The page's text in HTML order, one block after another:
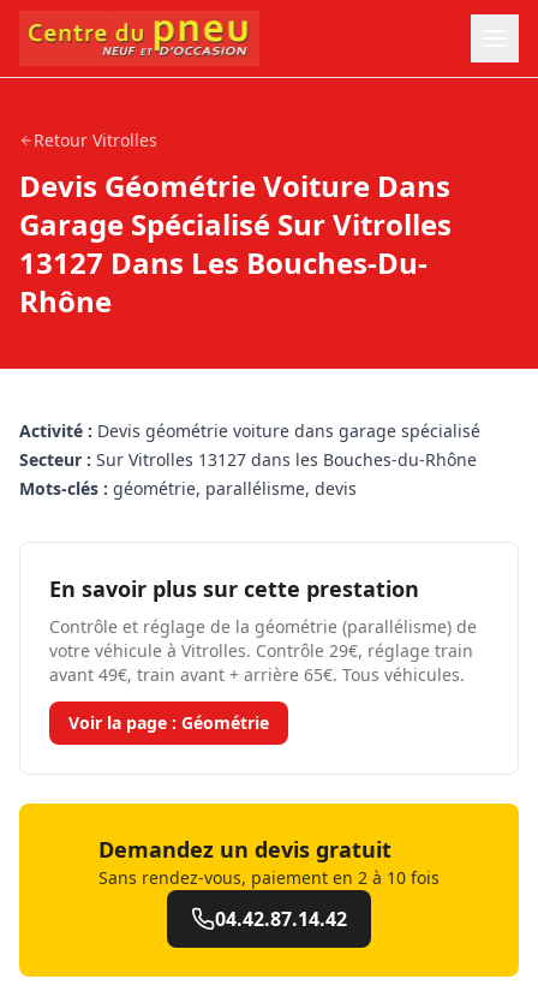
Retour Vitrolles
Devis Géométrie Voiture Dans
Garage Spécialisé Sur Vitrolles
13127 Dans Les Bouches-Du-
Rhône
Activité : Devis géométrie voiture dans garage spécialisé
Secteur : Sur Vitrolles 13127 dans les Bouches-du-Rhône
Mots-clés : géométrie, parallélisme, devis
En savoir plus sur cette prestation
Contrôle et réglage de la géométrie (parallélisme) de
votre véhicule à Vitrolles. Contrôle 29€, réglage train
avant 49€, train avant + arrière 65€. Tous véhicules.
Voir la page : Géométrie
Demandez un devis gratuit
Sans rendez-vous, paiement en 2 à 10 fois
04.42.87.14.42